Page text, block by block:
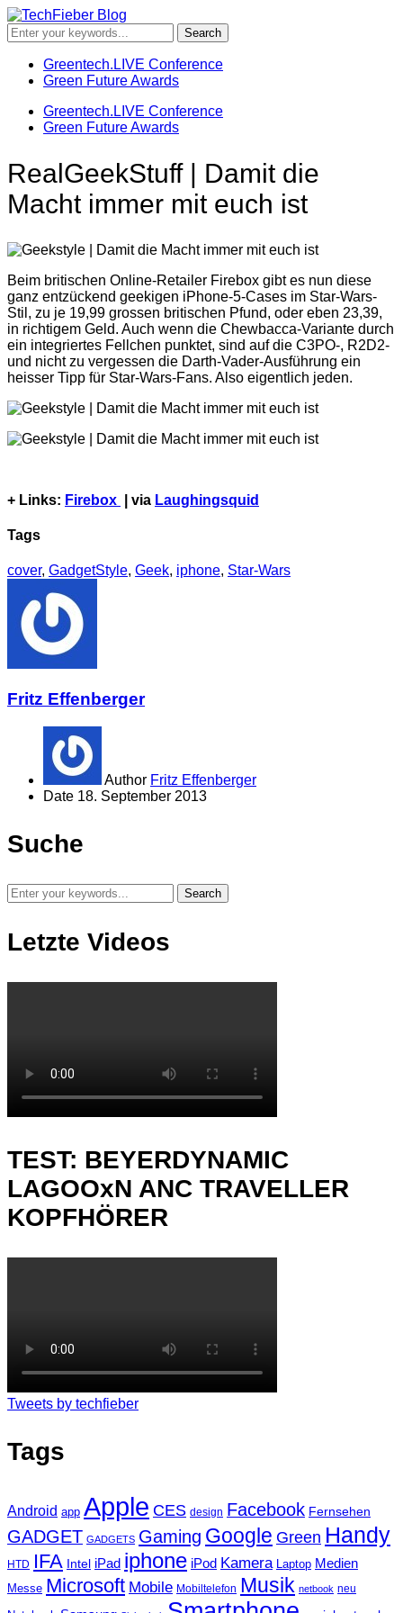
Greentech.LIVE Conference
Green Future Awards
Greentech.LIVE Conference
Green Future Awards
RealGeekStuff | Damit die
Macht immer mit euch ist
Beim britischen Online-Retailer Firebox gibt es nun diese
ganz entzückend geekigen iPhone-5-Cases im Star-Wars-
Stil, zu je 19,99 grossen britischen Pfund, oder eben 23,39,
in richtigem Geld. Auch wenn die Chewbacca-Variante durch
ein integriertes Fellchen punktet, sind auf die C3PO-, R2D2-
und nicht zu vergessen die Darth-Vader-Ausführung ein
heisser Tipp für Star-Wars-Fans. Also eigentlich jeden.
+ Links: Firebox | via Laughingsquid
Tags
cover, GadgetStyle, Geek, iphone, Star-Wars
Fritz Effenberger
Author Fritz Effenberger
Date 18. September 2013
Suche
Letzte Videos
TEST: BEYERDYNAMIC
LAGOOxN ANC TRAVELLER
KOPFHÖRER
Tweets by techfieber
Tags
Android app Apple CES design Facebook Fernsehen
GADGET GADGETS Gaming Google Green Handy
HTD IFA Intel iPad iphone iPod Kamera Laptop Medien
Messe Microsoft Mobile Mobiltelefon Musik netbook neu